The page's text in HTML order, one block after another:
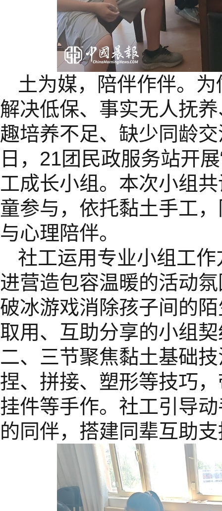
土为媒，陪伴作伴。
解决低保、事实无人抚
趣培养不足、缺少同龄
日，21团民政服务站开
工成长小组。本次小组
童参与，依托黏土手工
与心理陪伴。
社工运用专业小组工
进营造包容温暖的活动
破冰游戏消除孩子间的
取用、互助分享的小组
二、三节聚焦黏土基础
捏、拼接、塑形等技巧
挂件等手作。社工引导
的同伴，搭建同辈互助